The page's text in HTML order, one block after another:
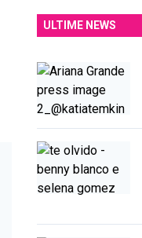
ULTIME NEWS